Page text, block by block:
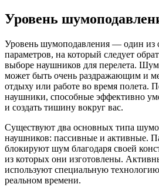
Уровень
Уровень шумоподавления — один из
параметров, на который следует
выборе наушников для перелета. Шум
может быть очень раздражающим и
отдыху или работе во время полета.
наушники, способные эффективно
и создать тишину вокруг вас.
Существуют два основных типа
наушников: пассивные и активные.
блокируют шум благодаря своей
из которых они изготовлены.
используют специальную
реальном времени.